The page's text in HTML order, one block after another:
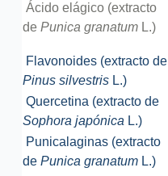
Ácido elágico (extracto
de Punica granatum L.)
Flavonoides (extracto de
Pinus silvestris L.)
Quercetina (extracto de
Sophora japónica L.)
Punicalaginas (extracto
de Punica granatum L.)